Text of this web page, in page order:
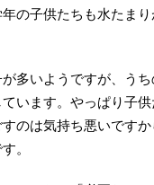
の子供たちも水たま
多いようですが、う
います。やっぱり子
のは気持ち悪いです
。